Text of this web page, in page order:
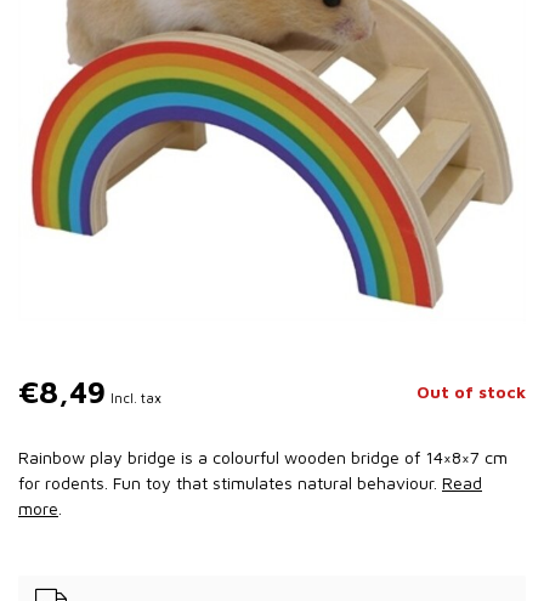
€8,49 Incl. tax Out of stock
Rainbow play bridge is a colourful wooden bridge of 14×8×7 cm
for rodents. Fun toy that stimulates natural behaviour. Read
more